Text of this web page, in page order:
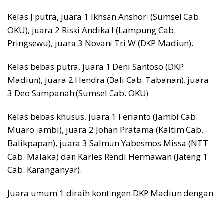
Kelas J putra, juara 1 Ikhsan Anshori (Sumsel Cab.
OKU), juara 2 Riski Andika I (Lampung Cab.
Pringsewu), juara 3 Novani Tri W (DKP Madiun).
Kelas bebas putra, juara 1 Deni Santoso (DKP
Madiun), juara 2 Hendra (Bali Cab. Tabanan), juara
3 Deo Sampanah (Sumsel Cab. OKU)
Kelas bebas khusus, juara 1 Ferianto (Jambi Cab.
Muaro Jambi), juara 2 Johan Pratama (Kaltim Cab.
Balikpapan), juara 3 Salmun Yabesmos Missa (NTT
Cab. Malaka) dan Karles Rendi Hermawan (Jateng 1
Cab. Karanganyar).
Juara umum 1 diraih kontingen DKP Madiun dengan